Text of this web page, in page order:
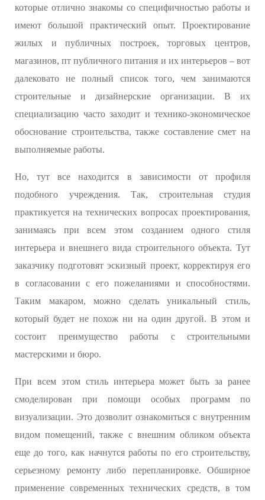
которые отлично знакомы со специфичностью работы и
имеют большой практический опыт. Проектирование
жилых и публичных построек, торговых центров,
магазинов, пт публичного питания и их интерьеров – вот
далековато не полный список того, чем занимаются
строительные и дизайнерские организации. В их
специализацию часто заходит и технико-экономическое
обоснование строительства, также составление смет на
выполняемые работы.
Но, тут все находится в зависимости от профиля
подобного учреждения. Так, строительная студия
практикуется на технических вопросах проектирования,
занимаясь при всем этом созданием одного стиля
интерьера и внешнего вида строительного объекта. Тут
заказчику подготовят эскизный проект, корректируя его
в согласовании с его пожеланиями и способностями.
Таким макаром, можно сделать уникальный стиль,
который будет не похож ни на один другой. В этом и
состоит преимущество работы с строительными
мастерскими и бюро.
При всем этом стиль интерьера может быть за ранее
смоделирован при помощи особых программ по
визуализации. Это дозволит ознакомиться с внутренним
видом помещений, также с внешним обликом объекта
еще до того, как начнутся работы по его строительству,
серьезному ремонту либо перепланировке. Обширное
применение современных технических средств, в том